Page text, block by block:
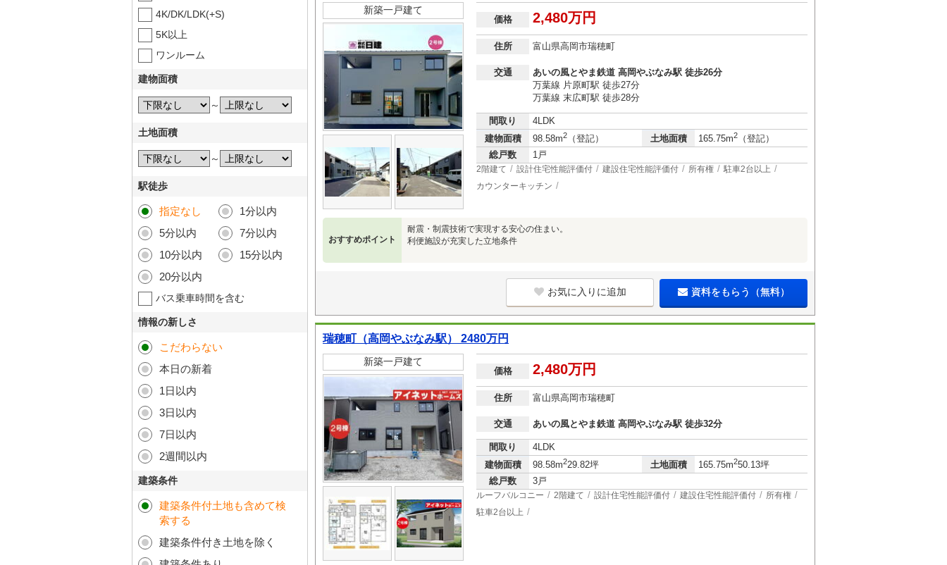
新築一戸建て
価格 2,480万円
住所 富山県高岡市瑞穂町
交通
あいの風とやま鉄道 高岡やぶなみ駅 徒歩26分
万葉線 片原町駅 徒歩27分
万葉線 末広町駅 徒歩28分
間取り
4LDK
建物面積
98.58m2 （登記） 土地面積 165.75m2
（登記）
総戸数
1戸
2階建て 設計住宅性能評価付 建設住宅性能評価付 所有権
駐車2台以上
カウンターキッチン
おすすめポイント
耐震・制震技術で実現する安心の住まい。
利便施設が充実した立地条件
お気に入りに追加 資料をもらう（無料）
瑞穂町（高岡やぶなみ駅） 2480万円
新築一戸建て
価格 2,480万円
住所 富山県高岡市瑞穂町
交通 あいの風とやま鉄道 高岡やぶなみ駅 徒歩32分
間取り
4LDK
建物面積
98.58m229.82坪 土地面積 165.75m250.13坪
総戸数
3戸
ルーフバルコニー 2階建て 設計住宅性能評価付 建設住宅性能評価付
所有権
駐車2台以上
4K/DK/LDK(+S)
5K以上
ワンルーム
建物面積
～
土地面積
～
駅徒歩
指定なし
1分以内
5分以内
7分以内
10分以内
15分以内
20分以内
バス乗車時間を含む
情報の新しさ
こだわらない
本日の新着
1日以内
3日以内
7日以内
2週間以内
建築条件
建築条件付土地も含めて検
索する
建築条件付き土地を除く